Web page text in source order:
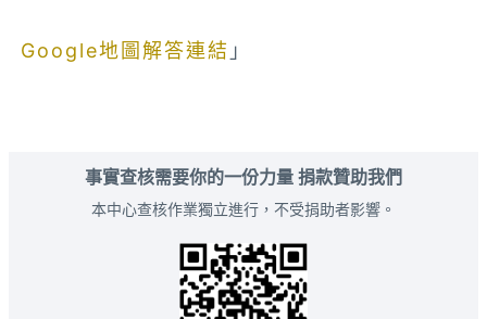
Google地圖解答連結 」
事實查核需要你的一份力量 捐款贊助我們
本中心查核作業獨立進行，不受捐助者影響。